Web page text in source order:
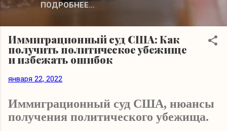
ПОДРОБНЕЕ…
Иммиграционный суд США: Как
получить политическое убежище
и избежать ошибок
января 22, 2022
Иммиграционный суд США, нюансы
получения политического убежища.